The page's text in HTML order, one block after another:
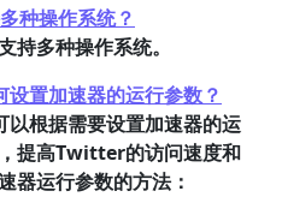
种操作系统？
持多种操作系统。
置加速器的运行参数？
根据需要设置加速器的运
提高Twitter的访问速度和
器运行参数的方法：